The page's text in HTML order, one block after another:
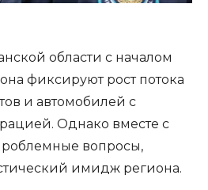
области с началом
фиксируют рост потока
и автомобилей с
Однако вместе с
вопросы,
имидж региона.